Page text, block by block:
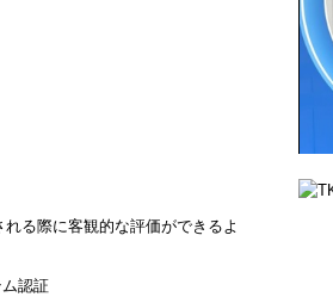
る際に客観的な評価ができるよ
認証